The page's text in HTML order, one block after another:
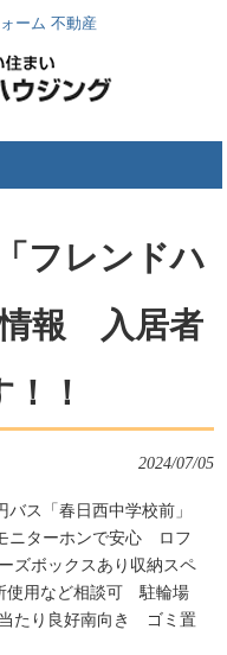
ーム 不動産
フレンドハ
情報 入居者
！
2024/07/05
ス「春日西中学校前」
ニターホンで安心 ロフ
ズボックスあり収納スペ
用など相談可 駐輪場
たり良好南向き ゴミ置